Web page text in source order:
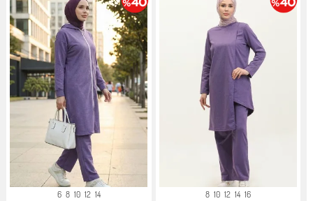
6 8 10 12 14 8 10 12 14 16